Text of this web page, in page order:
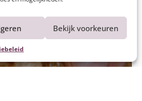
Bekijk voorkeuren